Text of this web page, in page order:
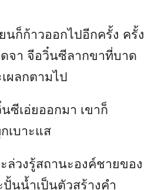
นก็ก้าวออกไปอีกครั้ง ครั้ง
จา จีอวิ๋นซีลากขาที่บาด
ผลกตามไป
ซีเอ่ยออกมา เขาก็
เบาะแส
ล่วงรู้สถานะองค์ชายของ
ปั้นน้ำเป็นตัวสร้างคำ